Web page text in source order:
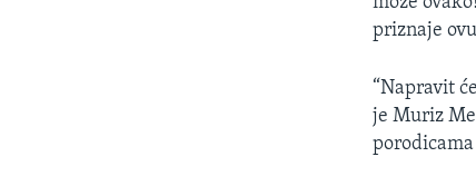
priznaje
“Napravit
je Muriz